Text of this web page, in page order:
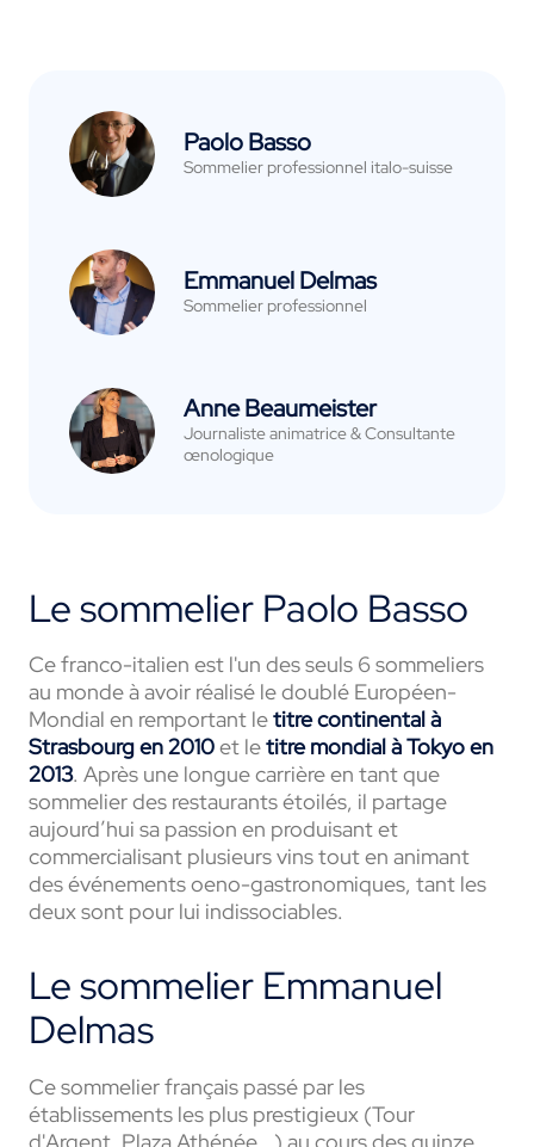
Paolo Basso
Sommelier professionnel italo-suisse
Emmanuel Delmas
Sommelier professionnel
Anne Beaumeister
Journaliste animatrice & Consultante
œnologique
Le sommelier Paolo Basso
Ce franco-italien est l'un des seuls 6 sommeliers
au monde à avoir réalisé le doublé Européen-
Mondial en remportant letitre continental à
Strasbourg en 2010et letitre mondial à Tokyo en
2013. Après une longue carrière en tant que
sommelier des restaurants étoilés, il partage
aujourd’hui sa passion en produisant et
commercialisant plusieurs vins tout en animant
des événements oeno-gastronomiques, tant les
deux sont pour lui indissociables.
Le sommelier Emmanuel
Delmas
Ce sommelier français passé par les
établissements les plus prestigieux (Tour